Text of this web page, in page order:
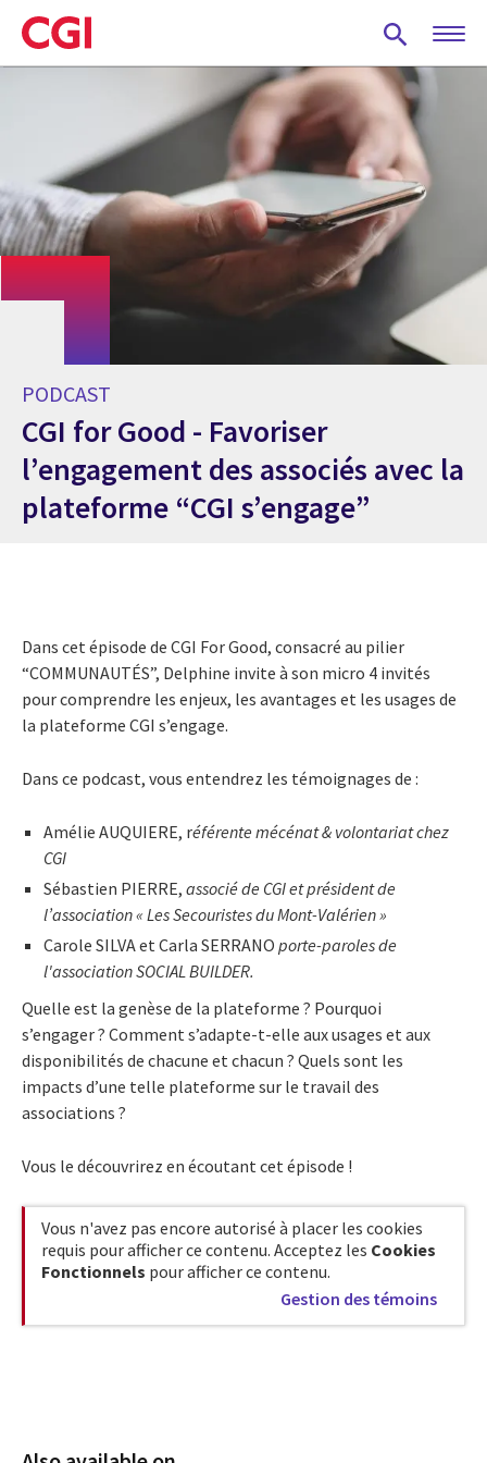
Skip
to
main
PODCAST
CGI for Good - Favoriser
l’engagement des associés avec la
plateforme “CGI s’engage”
Dans cet épisode de CGI For Good, consacré au pilier
“COMMUNAUTÉS”, Delphine invite à son micro 4 invités
pour comprendre les enjeux, les avantages et les usages de
la plateforme CGI s’engage.
Dans ce podcast, vous entendrez les témoignages de :
Amélie AUQUIERE, référente mécénat & volontariat chez
CGI
Sébastien PIERRE, associé de CGI et président de
l’association « Les Secouristes du Mont-Valérien »
Carole SILVA et Carla SERRANO porte-paroles de
l'association SOCIAL BUILDER.
Quelle est la genèse de la plateforme ? Pourquoi
s’engager ? Comment s’adapte-t-elle aux usages et aux
disponibilités de chacune et chacun ? Quels sont les
impacts d’une telle plateforme sur le travail des
associations ?
Vous le découvrirez en écoutant cet épisode !
Vous n'avez pas encore autorisé à placer les cookies
requis pour afficher ce contenu. Acceptez les Cookies
Fonctionnels pour afficher ce contenu.
Gestion des témoins